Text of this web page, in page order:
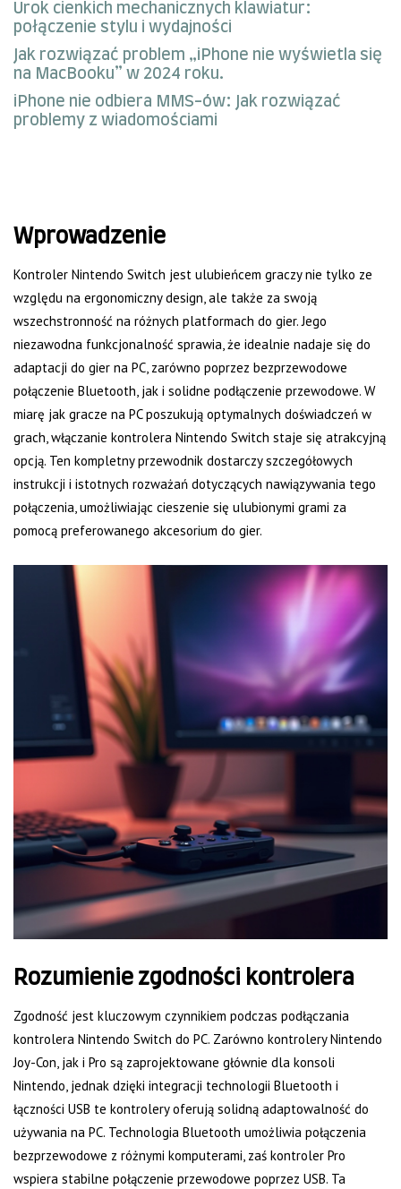
Urok cienkich mechanicznych klawiatur:
połączenie stylu i wydajności
Jak rozwiązać problem „iPhone nie wyświetla się
na MacBooku” w 2024 roku.
iPhone nie odbiera MMS-ów: Jak rozwiązać
problemy z wiadomościami
Wprowadzenie
Kontroler Nintendo Switch jest ulubieńcem graczy nie tylko ze
względu na ergonomiczny design, ale także za swoją
wszechstronność na różnych platformach do gier. Jego
niezawodna funkcjonalność sprawia, że idealnie nadaje się do
adaptacji do gier na PC, zarówno poprzez bezprzewodowe
połączenie Bluetooth, jak i solidne podłączenie przewodowe. W
miarę jak gracze na PC poszukują optymalnych doświadczeń w
grach, włączanie kontrolera Nintendo Switch staje się atrakcyjną
opcją. Ten kompletny przewodnik dostarczy szczegółowych
instrukcji i istotnych rozważań dotyczących nawiązywania tego
połączenia, umożliwiając cieszenie się ulubionymi grami za
pomocą preferowanego akcesorium do gier.
Rozumienie zgodności kontrolera
Zgodność jest kluczowym czynnikiem podczas podłączania
kontrolera Nintendo Switch do PC. Zarówno kontrolery Nintendo
Joy-Con, jak i Pro są zaprojektowane głównie dla konsoli
Nintendo, jednak dzięki integracji technologii Bluetooth i
łączności USB te kontrolery oferują solidną adaptowalność do
używania na PC. Technologia Bluetooth umożliwia połączenia
bezprzewodowe z różnymi komputerami, zaś kontroler Pro
wspiera stabilne połączenie przewodowe poprzez USB. Ta